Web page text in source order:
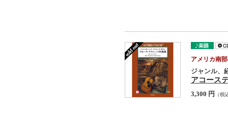
アメリカ南
ジャンル、
アコース
3,300 円 （税